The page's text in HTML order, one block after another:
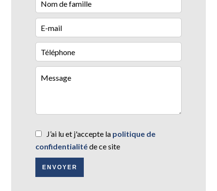
J’ai lu et j'accepte la politique de
confidentialitéde ce site
ENVOYER